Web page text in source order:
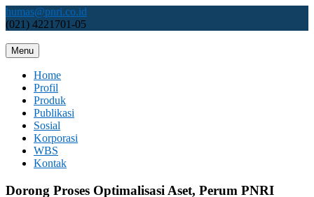
Skip
to
humas@pnri.co.id
(021) 4221701-05
Perum PNRI
Menu
Home
Profil
Produk
Publikasi
Sosial
Korporasi
WBS
Kontak
Dorong Proses Optimalisasi Aset, Perum PNRI